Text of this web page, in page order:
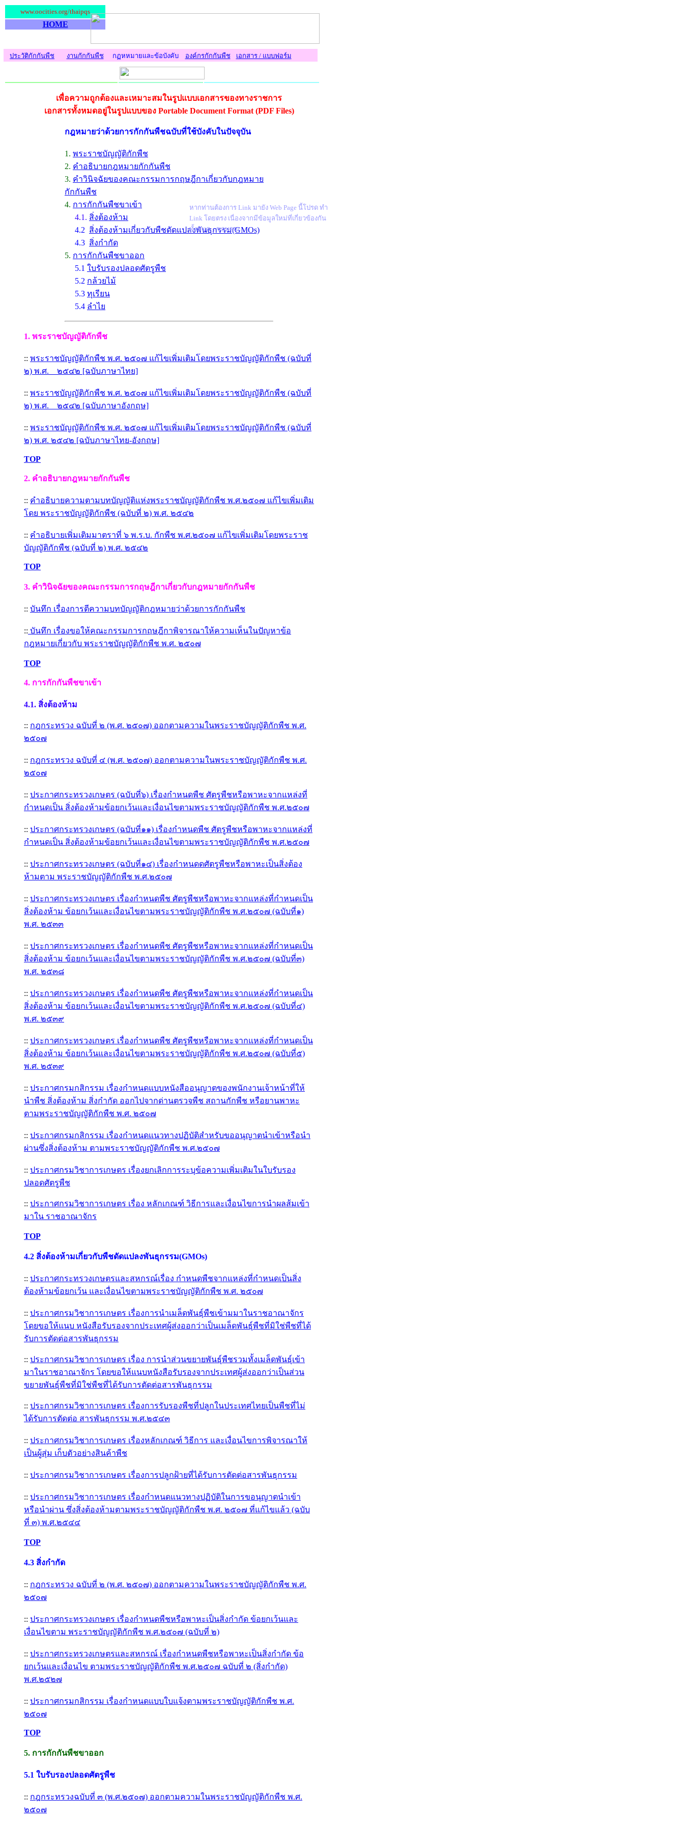
ประวัติกักกันพืช งานกักกันพืช กฏหหมายและข้อบังคับ องค์กรกักกันพืช เอกสาร / แบบฟอร์ม
เพื่อความถูกต้องและเหมาะสมในรูปแบบเอกสารของทางราชการ
เอกสารทั้งหมดอยู่ในรูปแบบของ Portable Document Format (PDF Files)
กฎหมายว่าด้วยการกักกันพืชฉบับที่ใช้บังคับในปัจจุบัน
1. พระราชบัญญัติกักพืช
2. คำอธิบายกฎหมายกักกันพืช
3. คำวินิจฉัยของคณะกรรมการกฤษฎีกาเกี่ยวกับกฎหมาย
กักกันพืช
4. การกักกันพืชขาเข้า
4.1. สิ่งต้องห้าม
4.2 สิ่งต้องห้ามเกี่ยวกับพืชดัดแปลงพันธุกรรม(GMOs)
4.3 สิ่งกำกัด
5. การกักกันพืชขาออก
5.1 ใบรับรองปลอดศัตรูพืช
5.2 กล้วยไม้
5.3 ทุเรียน
5.4 ลำไย
1. พระราชบัญญัติกักพืช
:: พระราชบัญญัติกักพืช พ.ศ. ๒๕๐๗ แก้ไขเพิ่มเติมโดยพระราชบัญญัติกักพืช (ฉบับที่
๒) พ.ศ. ๒๕๔๒ [ฉบับภาษาไทย]
:: พระราชบัญญัติกักพืช พ.ศ. ๒๕๐๗ แก้ไขเพิ่มเติมโดยพระราชบัญญัติกักพืช (ฉบับที่
๒) พ.ศ. ๒๕๔๒ [ฉบับภาษาอังกฤษ]
:: พระราชบัญญัติกักพืช พ.ศ. ๒๕๐๗ แก้ไขเพิ่มเติมโดยพระราชบัญญัติกักพืช (ฉบับที่
๒) พ.ศ. ๒๕๔๒ [ฉบับภาษาไทย-อังกฤษ]
TOP
2. คำอธิบายกฎหมายกักกันพืช
:: คำอธิบายความตามบทบัญญัติแห่งพระราชบัญญัติกักพืช พ.ศ.๒๕๐๗ แก้ไขเพิ่มเติม
โดย พระราชบัญญัติกักพืช (ฉบับที่ ๒) พ.ศ. ๒๕๔๒
:: คำอธิบายเพิ่มเติมมาตราที่ ๖ พ.ร.บ. กักพืช พ.ศ.๒๕๐๗ แก้ไขเพิ่มเติมโดยพระราช
บัญญัติกักพืช (ฉบับที่ ๒) พ.ศ. ๒๕๔๒
TOP
3. คำวินิจฉัยของคณะกรรมการกฤษฎีกาเกี่ยวกับกฎหมายกักกันพืช
:: บันทึก เรื่องการตีความบทบัญญัติกฎหมายว่าด้วยการกักกันพืช
:: บันทึก เรื่องขอให้คณะกรรมการกฤษฎีกาพิจารณาให้ความเห็นในปัญหาข้อ
กฎหมายเกี่ยวกับ พระราชบัญญัติกักพืช พ.ศ. ๒๕๐๗
TOP
4. การกักกันพืชขาเข้า
4.1. สิ่งต้องห้าม
:: กฎกระทรวง ฉบับที่ ๒ (พ.ศ. ๒๕๐๗) ออกตามความในพระราชบัญญัติกักพืช พ.ศ.
๒๕๐๗
:: กฎกระทรวง ฉบับที่ ๔ (พ.ศ. ๒๕๐๗) ออกตามความในพระราชบัญญัติกักพืช พ.ศ.
๒๕๐๗
:: ประกาศกระทรวงเกษตร (ฉบับที่๖) เรื่องกำหนดพืช ศัตรูพืชหรือพาหะจากแหล่งที่
กำหนดเป็น สิ่งต้องห้ามข้อยกเว้นและเงื่อนไขตามพระราชบัญญัติกักพืช พ.ศ.๒๕๐๗
:: ประกาศกระทรวงเกษตร (ฉบับที่๑๑) เรื่องกำหนดพืช ศัตรูพืชหรือพาหะจากแหล่งที่
กำหนดเป็น สิ่งต้องห้ามข้อยกเว้นและเงื่อนไขตามพระราชบัญญัติกักพืช พ.ศ.๒๕๐๗
:: ประกาศกระทรวงเกษตร (ฉบับที่๑๔) เรื่องกำหนดดศัตรูพืชหรือพาหะเป็นสิ่งต้อง
ห้ามตาม พระราชบัญญัติกักพืช พ.ศ.๒๕๐๗
:: ประกาศกระทรวงเกษตร เรื่องกำหนดพืช ศัตรูพืชหรือพาหะจากแหล่งที่กำหนดเป็น
สิ่งต้องห้าม ข้อยกเว้นและเงื่อนไขตามพระราชบัญญัติกักพืช พ.ศ.๒๕๐๗ (ฉบับที่๑)
พ.ศ. ๒๕๓๓
:: ประกาศกระทรวงเกษตร เรื่องกำหนดพืช ศัตรูพืชหรือพาหะจากแหล่งที่กำหนดเป็น
สิ่งต้องห้าม ข้อยกเว้นและเงื่อนไขตามพระราชบัญญัติกักพืช พ.ศ.๒๕๐๗ (ฉบับที่๓)
พ.ศ. ๒๕๓๘
:: ประกาศกระทรวงเกษตร เรื่องกำหนดพืช ศัตรูพืชหรือพาหะจากแหล่งที่กำหนดเป็น
สิ่งต้องห้าม ข้อยกเว้นและเงื่อนไขตามพระราชบัญญัติกักพืช พ.ศ.๒๕๐๗ (ฉบับที่๔)
พ.ศ. ๒๕๓๙
:: ประกาศกระทรวงเกษตร เรื่องกำหนดพืช ศัตรูพืชหรือพาหะจากแหล่งที่กำหนดเป็น
สิ่งต้องห้าม ข้อยกเว้นและเงื่อนไขตามพระราชบัญญัติกักพืช พ.ศ.๒๕๐๗ (ฉบับที่๕)
พ.ศ. ๒๕๓๙
:: ประกาศกรมกสิกรรม เรื่องกำหนดแบบหนังสืออนุญาตของพนักงานเจ้าหน้าที่ให้
นำพืช สิ่งต้องห้าม สิ่งกำกัด ออกไปจากด่านตรวจพืช สถานกักพืช หรือยานพาหะ
ตามพระราชบัญญัติกักพืช พ.ศ. ๒๕๐๗
:: ประกาศกรมกสิกรรม เรื่องกำหนดแนวทางปฏิบัติสำหรับขออนุญาตนำเข้าหรือนำ
ผ่านซึ่งสิ่งต้องห้าม ตามพระราชบัญญัติกักพืช พ.ศ.๒๕๐๗
:: ประกาศกรมวิชาการเกษตร เรื่องยกเลิกการระบุข้อความเพิ่มเติมในใบรับรอง
ปลอดศัตรูพืช
:: ประกาศกรมวิชาการเกษตร เรื่อง หลักเกณฑ์ วิธีการและเงื่อนไขการนำผลส้มเข้า
มาใน ราชอาณาจักร
TOP
4.2 สิ่งต้องห้ามเกี่ยวกับพืชดัดแปลงพันธุกรรม(GMOs)
:: ประกาศกระทรวงเกษตรและสหกรณ์เรื่อง กำหนดพืชจากแหล่งที่กำหนดเป็นสิ่ง
ต้องห้ามข้อยกเว้น และเงื่อนไขตามพระราชบัญญัติกักพืช พ.ศ. ๒๕๐๗
:: ประกาศกรมวิชาการเกษตร เรื่องการนำเมล็ดพันธุ์พืชเข้ามมาในราชอาณาจักร
โดยขอให้แนบ หนังสือรับรองจากประเทศผู้ส่งออกว่าเป็นเมล็ดพันธุ์พืชที่มิใช่พืชที่ได้
รับการตัดต่อสารพันธุกรรม
:: ประกาศกรมวิชาการเกษตร เรื่อง การนำส่วนขยายพันธุ์พืชรวมทั้งเมล็ดพันธุ์เข้า
มาในราชอาณาจักร โดยขอให้แนบหนังสือรับรองจากประเทศผู้ส่งออกว่าเป็นส่วน
ขยายพันธุ์พืชที่มิใช่พืชที่ได้รับการตัดต่อสารพันธุกรรม
:: ประกาศกรมวิชาการเกษตร เรื่องการรับรองพืชที่ปลูกในประเทศไทยเป็นพืชที่ไม่
ได้รับการตัดต่อ สารพันธุกรรม พ.ศ.๒๕๔๓
:: ประกาศกรมวิชาการเกษตร เรื่องหลักเกณฑ์ วิธีการ และเงื่อนไขการพิจารณาให้
เป็นผู้สุ่ม เก็บตัวอย่างสินค้าพืช
:: ประกาศกรมวิชาการเกษตร เรื่องการปลูกฝ้ายที่ได้รับการตัดต่อสารพันธุกรรม
:: ประกาศกรมวิชาการเกษตร เรื่องกำหนดแนวทางปฏิบัติในการขอนุญาตนำเข้า
หรือนำผ่าน ซึ่งสิ่งต้องห้ามตามพระราชบัญญัติกักพืช พ.ศ. ๒๕๐๗ ที่แก้ไขแล้ว (ฉบับ
ที่ ๓) พ.ศ.๒๕๔๔
TOP
4.3 สิ่งกำกัด
:: กฎกระทรวง ฉบับที่ ๒ (พ.ศ. ๒๕๐๗) ออกตามความในพระราชบัญญัติกักพืช พ.ศ.
๒๕๐๗
:: ประกาศกระทรวงเกษตร เรื่องกำหนดพืชหรือพาหะเป็นสิ่งกำกัด ข้อยกเว้นและ
เงื่อนไขตาม พระราชบัญญัติกักพืช พ.ศ.๒๕๐๗ (ฉบับที่ ๒)
:: ประกาศกระทรวงเกษตรและสหกรณ์ เรื่องกำหนดพืชหรือพาหะเป็นสิ่งกำกัด ข้อ
ยกเว้นและเงื่อนไข ตามพระราชบัญญัติกักพืช พ.ศ.๒๕๐๗ ฉบับที่ ๒ (สิ่งกำกัด)
พ.ศ.๒๕๒๗
:: ประกาศกรมกสิกรรม เรื่องกำหนดแบบใบแจ้งตามพระราชบัญญัติกักพืช พ.ศ.
๒๕๐๗
TOP
5. การกักกันพืชขาออก
5.1 ใบรับรองปลอดศัตรูพืช
:: กฎกระทรวงฉบับที่ ๓ (พ.ศ.๒๕๐๗) ออกตามความในพระราชบัญญัติกักพืช พ.ศ.
๒๕๐๗
หากท่านต้องการ Link มายัง Web Page นี้โปรด ทำ
Link โดยตรง เนื่องจากมีข้อมูลใหม่ที่เกี่ยวข้องกัน
ทั้งหมด ...ขอบคุณ
www.oocities.org/thaipqs
HOME